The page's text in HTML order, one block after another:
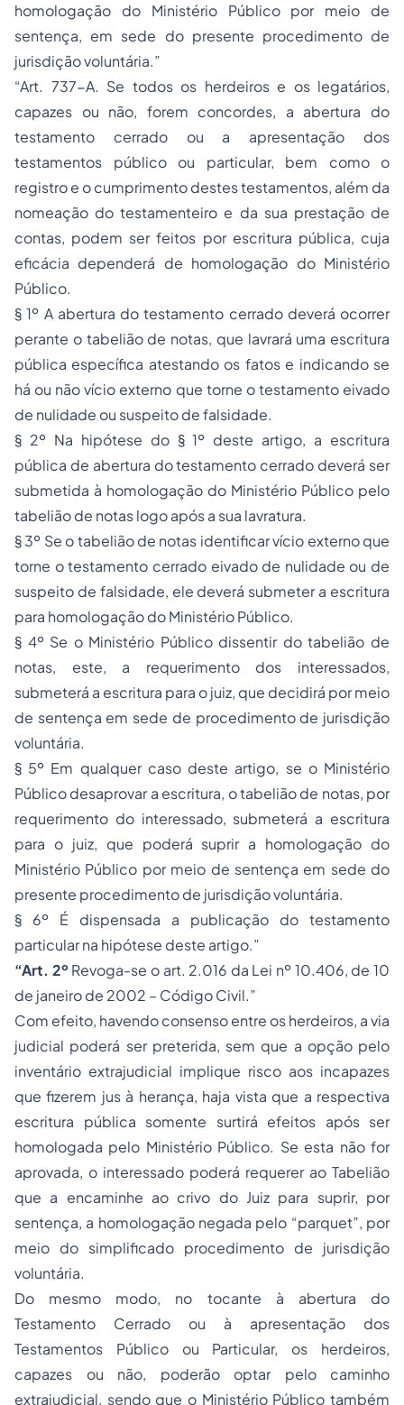
homologação do Ministério Público por meio de
sentença, em sede do presente procedimento de
jurisdição voluntária.”
“Art. 737-A. Se todos os herdeiros e os legatários,
capazes ou não, forem concordes, a abertura do
testamento cerrado ou a apresentação dos
testamentos público ou particular, bem como o
registro e o cumprimento destes testamentos, além da
nomeação do testamenteiro e da sua prestação de
contas, podem ser feitos por escritura pública, cuja
eficácia dependerá de homologação do Ministério
Público.
§ 1º A abertura do testamento cerrado deverá ocorrer
perante o tabelião de notas, que lavrará uma escritura
pública específica atestando os fatos e indicando se
há ou não vício externo que torne o testamento eivado
de nulidade ou suspeito de falsidade.
§ 2º Na hipótese do § 1º deste artigo, a escritura
pública de abertura do testamento cerrado deverá ser
submetida à homologação do Ministério Público pelo
tabelião de notas logo após a sua lavratura.
§ 3º Se o tabelião de notas identificar vício externo que
torne o testamento cerrado eivado de nulidade ou de
suspeito de falsidade, ele deverá submeter a escritura
para homologação do Ministério Público.
§ 4º Se o Ministério Público dissentir do tabelião de
notas, este, a requerimento dos interessados,
submeterá a escritura para o juiz, que decidirá por meio
de sentença em sede de procedimento de jurisdição
voluntária.
§ 5º Em qualquer caso deste artigo, se o Ministério
Público desaprovar a escritura, o tabelião de notas, por
requerimento do interessado, submeterá a escritura
para o juiz, que poderá suprir a homologação do
Ministério Público por meio de sentença em sede do
presente procedimento de jurisdição voluntária.
§ 6º É dispensada a publicação do testamento
particular na hipótese deste artigo.”
“Art. 2ºRevoga-se o art. 2.016 da Lei nº 10.406, de 10
de janeiro de 2002 – Código Civil.”
Com efeito, havendo consenso entre os herdeiros, a via
judicial poderá ser preterida, sem que a opção pelo
inventário extrajudicial implique risco aos incapazes
que fizerem jus à herança, haja vista que a respectiva
escritura pública somente surtirá efeitos após ser
homologada pelo Ministério Público. Se esta não for
aprovada, o interessado poderá requerer ao Tabelião
que a encaminhe ao crivo do Juiz para suprir, por
sentença, a homologação negada pelo “parquet”, por
meio do simplificado procedimento de jurisdição
voluntária.
Do mesmo modo, no tocante à abertura do
Testamento Cerrado ou à apresentação dos
Testamentos Público ou Particular, os herdeiros,
capazes ou não, poderão optar pelo caminho
extrajudicial, sendo que o Ministério Público também